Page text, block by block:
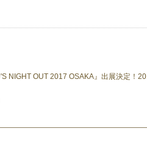
NIGHT OUT 2017 OSAKA』出展決定！